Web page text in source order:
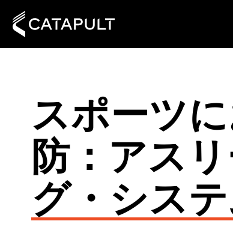
スポーツ
防：アス
グ・シス